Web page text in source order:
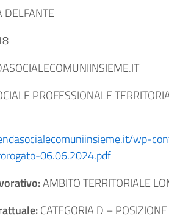
DELFANTE
PROFESSIONALE
wp-
06.06.2024.pdf
AMBITO TERRITORIALE
CATEGORIA D –